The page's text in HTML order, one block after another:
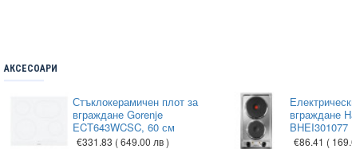
АКСЕСОАРИ
Стъклокерамичен плот за
вграждане Gorenje
ECT643WCSC, 60 см
€331.83 ( 649.00 лв )
вграждане
BHEI301077
€86.41 (